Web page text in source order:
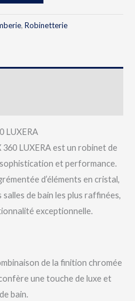
, Robinetterie
LUXERA
LUXERA est un robinet de
et performance.
d’éléments en cristal,
de bain les plus raffinées,
exceptionnelle.
de la finition chromée
une touche de luxe et
bain.